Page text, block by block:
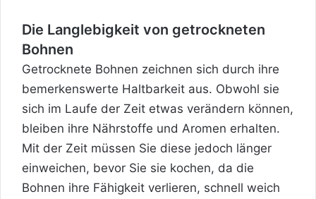
Die Langlebigkeit von getrockneten
Bohnen
Getrocknete Bohnen zeichnen sich durch ihre
bemerkenswerte Haltbarkeit aus. Obwohl sie
sich im Laufe der Zeit etwas verändern können,
bleiben ihre Nährstoffe und Aromen erhalten.
Mit der Zeit müssen Sie diese jedoch länger
einweichen, bevor Sie sie kochen, da die
Bohnen ihre Fähigkeit verlieren, schnell weich